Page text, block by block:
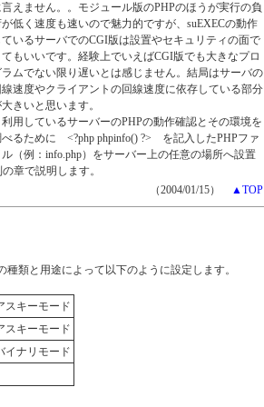
言えません。。モジュール版のPHPのほうが実行の負
低く速度も速いので魅力的ですが、suEXECの動作
ているサーバでのCGI版は設置やセキュリティの面で
てもいいです。経験上でいえばCGI版でも大きなプロ
ラムでない限り遅いとは感じません。結局はサーバの
線速度やクライアントの回線速度に依存している部分
きいと思います。
用しているサーバーのPHPの動作確認とその環境を
べるために <?php phpinfo() ?> を記入したPHPファ
ル（例：info.php）をサーバー上の任意の場所へ設置
章で説明します。
（2004/01/15）
▲TOP
類と用途によって以下のように設定します。
スキーモード
スキーモード
イナリモード